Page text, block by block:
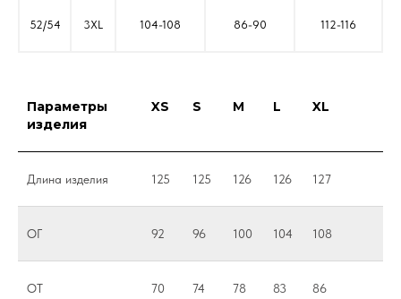
52/54 3XL 104-108 86-90 112-116
Параметры
изделия
XS S M L XL
Длина изделия 125 125 126 126 127
ОГ 92 96 100 104 108
ОТ 70 74 78 83 86